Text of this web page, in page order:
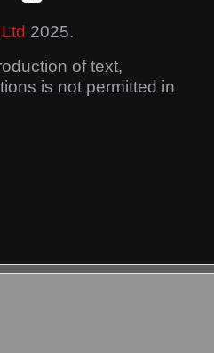
2025.
of text,
is not permitted in